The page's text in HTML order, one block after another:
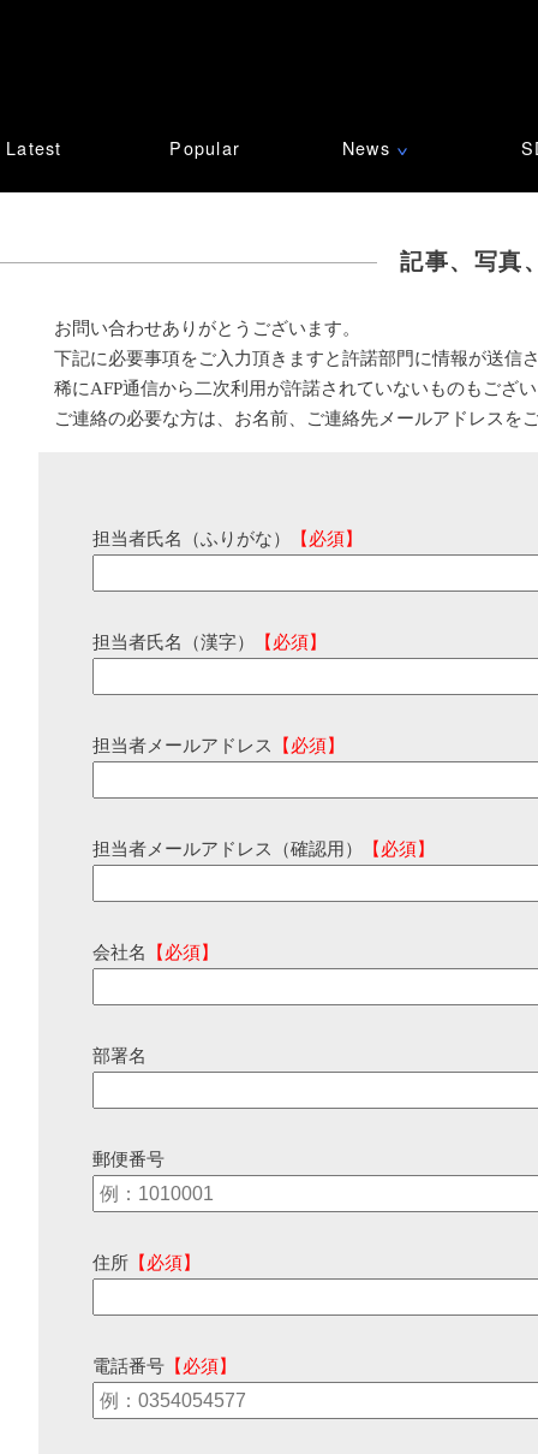
Latest Popular News ∨
記事、写真
お問い合わせありがとうございます。
下記に必要事項をご入力頂きますと許諾部門に情報が送信
稀にAFP通信から二次利用が許諾されていないものもござ
ご連絡の必要な方は、お名前、ご連絡先メールアドレスを
担当者氏名（ふりがな） 【必須】
担当者氏名（漢字） 【必須】
担当者メールアドレス 【必須】
担当者メールアドレス（確認用） 【必須】
会社名 【必須】
部署名
郵便番号
住所 【必須】
電話番号 【必須】